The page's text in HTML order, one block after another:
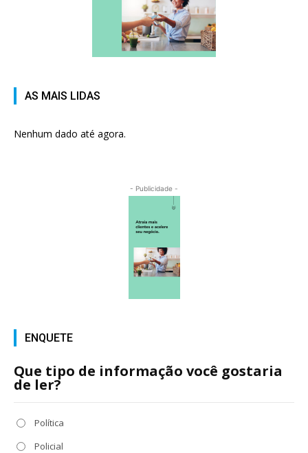
AS MAIS LIDAS
Nenhum dado até agora.
- Publicidade -
ENQUETE
Que tipo de informação você gostaria
de ler?
Política
Policial